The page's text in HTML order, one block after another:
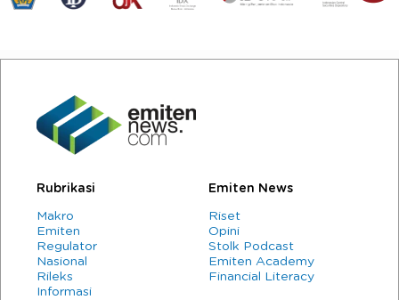
Rubrikasi
Makro
Emiten
Regulator
Nasional
Rileks
Informasi
Emiten News
Riset
Opini
Stolk Podcast
Emiten Academy
Financial Literacy